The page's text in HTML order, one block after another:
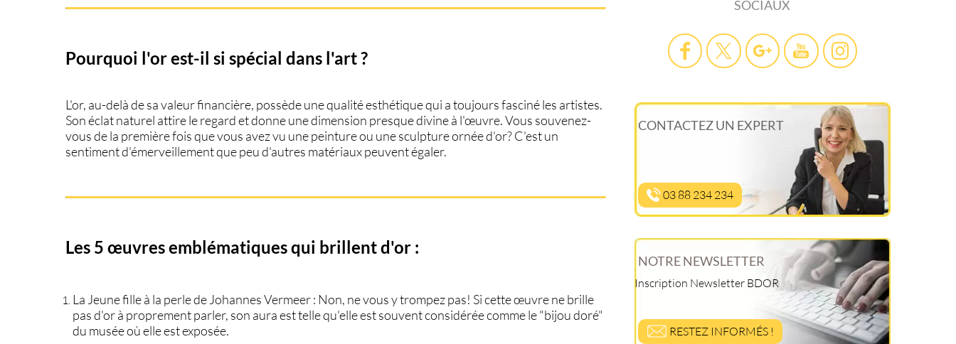
Les 5 œuvres emblématiques qui brillent d'or :
Pourquoi l'or est-il si spécial dans l'art ?
L'or, au-delà de sa valeur financière, possède une qualité esthétique qui a toujours fasciné les artistes.
Son éclat naturel attire le regard et donne une dimension presque divine à l'œuvre. Vous souvenez-
vous de la première fois que vous avez vu unepeintureou une sculpture ornée d'or? C'est un
sentiment d'émerveillement que peu d'autres matériaux peuvent égaler.
Les 5 œuvres emblématiques qui brillent d'or :
La Jeune fille à la perlede Johannes Vermeer: Non, ne vous y trompez pas! Si cette œuvre ne brille
pas d'or à proprement parler, son aura est telle qu'elle est souvent considérée comme le "bijou doré"
du muséeoù elle est exposée.
SOCIAUX
CONTACTEZ UN EXPERT
03 88 234 234
NOTRE NEWSLETTER
Inscription Newsletter BDOR
RESTEZ INFORMÉS !